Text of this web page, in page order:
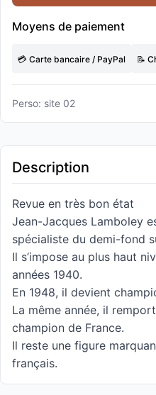
Moyens de paiement
💳 Carte bancaire / PayPal 📝
Perso: site 02
Description
Revue en très bon état
Jean-Jacques Lamboley
spécialiste du demi-fond
Il s’impose au plus haut
années 1940.
En 1948, il devient
La même année, il
champion de France.
Il reste une figure
français.